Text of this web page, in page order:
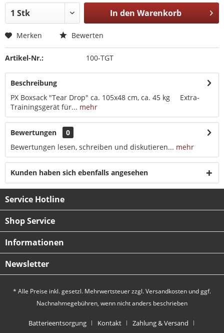
In den Warenkorb
Merken Bewerten
Artikel-Nr.: 100-TGT
Beschreibung
PX Boxsack "Tear Drop" ca. 105x48 cm, ca. 45 kg Extra-
Trainingsgerät für... mehr
Bewertungen
0
Bewertungen lesen, schreiben und diskutieren... mehr
Kunden haben sich ebenfalls angesehen
Service Hotline
Shop Service
Informationen
Newsletter
* Alle Preise inkl. gesetzl. Mehrwertsteuer zzgl.Versandkosten und ggf.
Nachnahmegebühren, wenn nicht anders beschrieben
Batterieentsorgung Kontakt Zahlung & Versand